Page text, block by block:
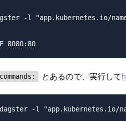
dagster -l
とあるので、実行して
dagster -l